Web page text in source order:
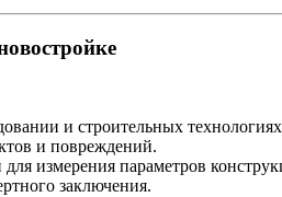
и строительных
и повреждений.
измерения параметров
заключения.